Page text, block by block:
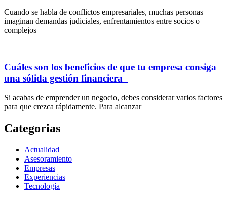
Cuando se habla de conflictos empresariales, muchas personas
imaginan demandas judiciales, enfrentamientos entre socios o
complejos
Cuáles son los beneficios de que tu empresa consiga
una sólida gestión financiera
Si acabas de emprender un negocio, debes considerar varios factores
para que crezca rápidamente. Para alcanzar
Categorias
Actualidad
Asesoramiento
Empresas
Experiencias
Tecnología